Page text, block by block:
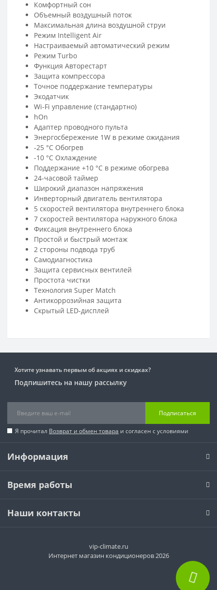
Комфортный сон
Объемный воздушный поток
Максимальная длина воздушной струи
Режим Intelligent Air
Настраиваемый автоматический режим
Режим Turbo
Функция Авторестарт
Защита компрессора
Точное поддержание температуры
Экодатчик
Wi-Fi управление (стандартно)
hOn
Адаптер проводного пульта
Энергосбережение 1W в режиме ожидания
-25 °C Обогрев
-10 °C Охлаждение
Поддержание +10 °С в режиме обогрева
24-часовой таймер
Широкий диапазон напряжения
Инверторный двигатель вентилятора
5 скоростей вентилятора внутреннего блока
7 скоростей вентилятора наружного блока
Фиксация внутреннего блока
Простой и быстрый монтаж
2 стороны подвода труб
Самодиагностика
Защита сервисных вентилей
Простота чистки
Технология Super Match
Антикоррозийная защита
Скрытый LED-дисплей
Хотите узнавать первым об акциях и скидках?
Подпишитесь на нашу рассылку
Подписаться
Я прочитал Возврат и обмен товара и согласен с условиями
Информация
Время работы
Наши контакты
vip-climate.ru
Интернет магазин кондиционеров 2026